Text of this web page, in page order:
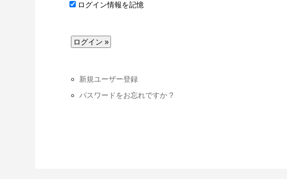
ログイン情報を記憶
新規ユーザー登録
パスワードをお忘れですか ?